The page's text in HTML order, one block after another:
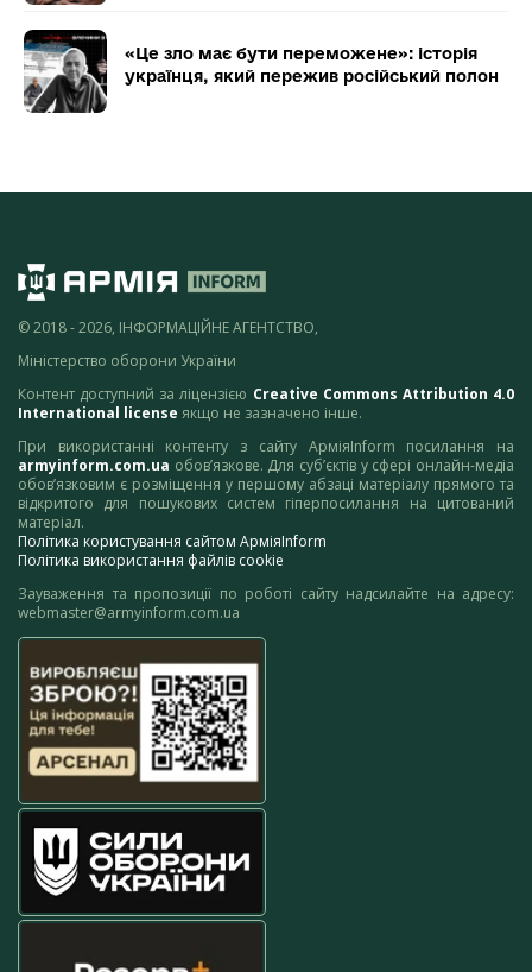
«Це зло має бути переможене»: історія
українця, який пережив російський полон
© 2018 - 2026, ІНФОРМАЦІЙНЕ АГЕНТСТВО,
Міністерство оборони України
Контент доступний за ліцензією Creative Commons Attribution 4.0
International license якщо не зазначено інше.
При використанні контенту з сайту АрміяInform посилання на
armyinform.com.ua обов’язкове. Для суб’єктів у сфері онлайн-медіа
обов’язковим є розміщення у першому абзаці матеріалу прямого та
відкритого для пошукових систем гіперпосилання на цитований
матеріал.
Політика користування сайтом АрміяInform
Політика використання файлів cookie
Зауваження та пропозиції по роботі сайту надсилайте на адресу:
webmaster@armyinform.com.ua